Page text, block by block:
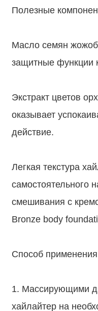
Полезные
Масло семян
защитные функции
Экстракт цветов
оказывает
действие.
Легкая текстура
самостоятельного
смешивания с
Bronze body
Способ
1. Массирующими
хайлайтер на